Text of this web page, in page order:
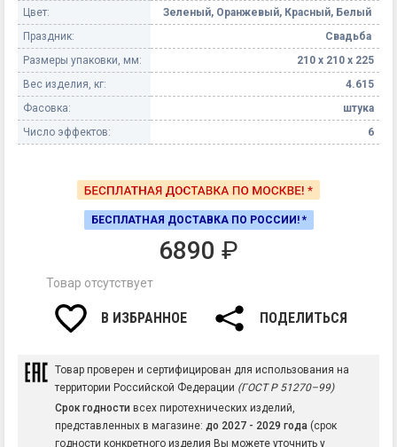
Цвет:
Зеленый, Оранжевый, Красный, Белый
Праздник:
Свадьба
Размеры упаковки, мм:
210 х 210 х 225
Вес изделия, кг:
4.615
Фасовка:
штука
Число эффектов:
6
БЕСПЛАТНАЯ ДОСТАВКА ПО РОССИИ! *
6890 ₽
Товар отсутствует
В ИЗБРАННОЕ ПОДЕЛИТЬСЯ
Товар проверен и сертифицирован для использования на
территории Российской Федерации (ГОСТ Р 51270–99)
Срок годности всех пиротехнических изделий,
представленных в магазине: до 2027 - 2029 года (срок
годности конкретного изделия Вы можете уточнить у